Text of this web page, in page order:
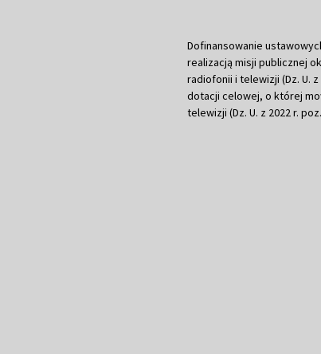
Dofinansowanie
realizacją misji publicznej
radiofonii i telewizji (Dz. U.
dotacji celowej, o której
telewizji (Dz. U. z 2022 r.